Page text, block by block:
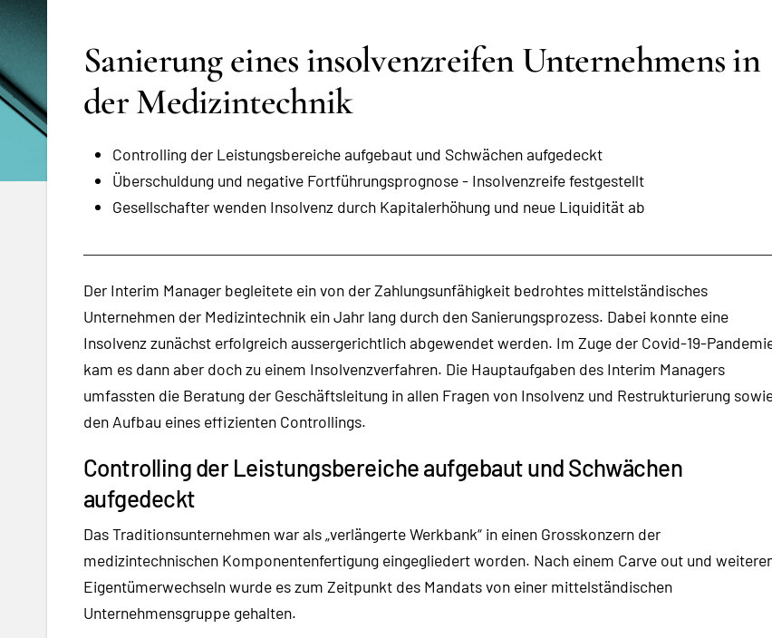
Sanierung eines insolvenzreifen Unternehmens in
der Medizintechnik
Controlling der Leistungsbereiche aufgebaut und Schwächen aufgedeckt
Überschuldung und negative Fortführungsprognose - Insolvenzreife festgestellt
Gesellschafter wenden Insolvenz durch Kapitalerhöhung und neue Liquidität ab
Der Interim Manager begleitete ein von der Zahlungsunfähigkeit bedrohtes mittelständisches
Unternehmen der Medizintechnik ein Jahr lang durch den Sanierungsprozess. Dabei konnte eine
Insolvenz zunächst erfolgreich aussergerichtlich abgewendet werden. Im Zuge der Covid-19-
kam es dann aber doch zu einem Insolvenzverfahren. Die Hauptaufgaben des Interim Managers
umfassten die Beratung der Geschäftsleitung in allen Fragen von Insolvenz und Restrukturierung
den Aufbau eines effizienten Controllings.
Controlling der Leistungsbereiche aufgebaut und Schwächen
aufgedeckt
Das Traditionsunternehmen war als „verlängerte Werkbank“ in einen Grosskonzern der
medizintechnischen Komponentenfertigung eingegliedert worden. Nach einem Carve out und
Eigentümerwechseln wurde es zum Zeitpunkt des Mandats von einer mittelständischen
Unternehmensgruppe gehalten.